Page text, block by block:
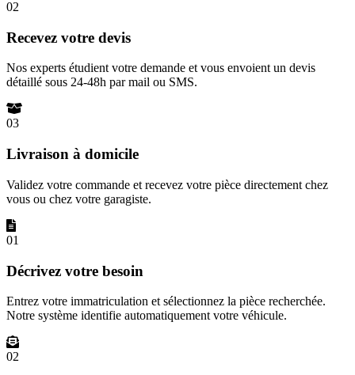
02
Recevez votre devis
Nos experts étudient votre demande et vous envoient un devis
détaillé sous 24-48h par mail ou SMS.
03
Livraison à domicile
Validez votre commande et recevez votre pièce directement chez
vous ou chez votre garagiste.
01
Décrivez votre besoin
Entrez votre immatriculation et sélectionnez la pièce recherchée.
Notre système identifie automatiquement votre véhicule.
02